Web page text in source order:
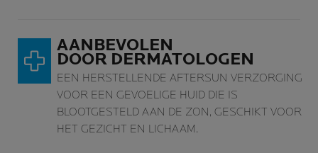
AANBEVOLEN
DOOR DERMATOLOGEN
EEN HERSTELLENDE AFTERSUN VERZORGING
VOOR EEN GEVOELIGE HUID DIE IS
BLOOTGESTELD AAN DE ZON, GESCHIKT VOOR
HET GEZICHT EN LICHAAM.